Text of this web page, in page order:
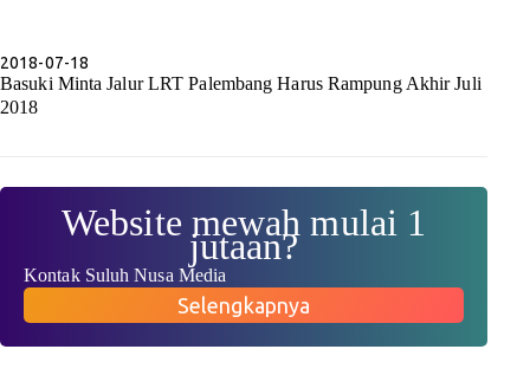
2018-07-18
Basuki Minta Jalur LRT Palembang Harus Rampung Akhir Juli
2018
Website mewah mulai 1
jutaan?
Kontak Suluh Nusa Media
Selengkapnya